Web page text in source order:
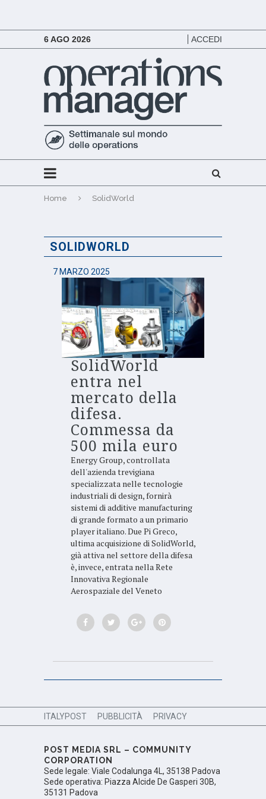
6 AGO 2026 ACCEDI
Home SolidWorld
SOLIDWORLD
7 MARZO 2025
SolidWorld
entra nel
mercato della
difesa.
Commessa da
500 mila euro
Energy Group, controllata
dell'azienda trevigiana
specializzata nelle tecnologie
industriali di design, fornirà
sistemi di additive manufacturing
di grande formato a un primario
player italiano. Due Pi Greco,
ultima acquisizione di SolidWorld,
già attiva nel settore della difesa
è, invece, entrata nella Rete
Innovativa Regionale
Aerospaziale del Veneto
ITALYPOST PUBBLICITÀ PRIVACY
POST MEDIA SRL – COMMUNITY
CORPORATION
Sede legale: Viale Codalunga 4L, 35138 Padova
Sede operativa: Piazza Alcide De Gasperi 30B,
35131 Padova